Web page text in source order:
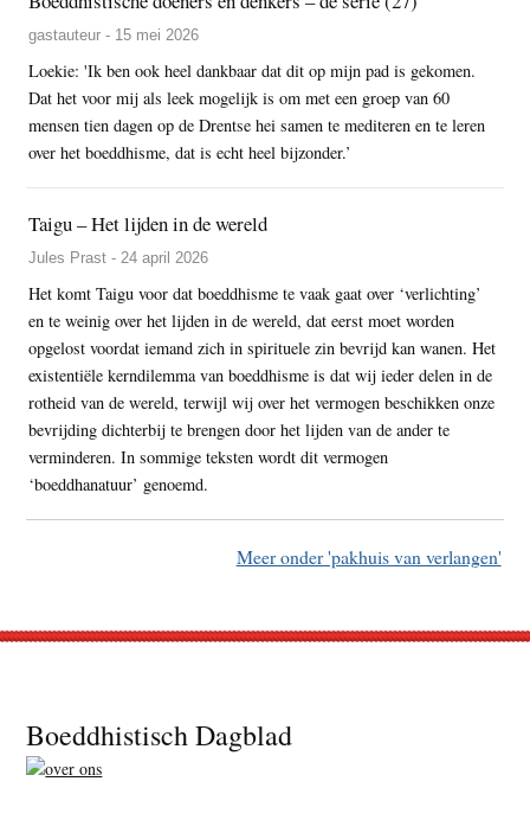
gastauteur - 15 mei 2026
Loekie: 'Ik ben ook heel dankbaar dat dit op mijn pad is gekomen.
Dat het voor mij als leek mogelijk is om met een groep van 60
mensen tien dagen op de Drentse hei samen te mediteren en te leren
over het boeddhisme, dat is echt heel bijzonder.’
Taigu – Het lijden in de wereld
Jules Prast - 24 april 2026
Het komt Taigu voor dat boeddhisme te vaak gaat over ‘verlichting’
en te weinig over het lijden in de wereld, dat eerst moet worden
opgelost voordat iemand zich in spirituele zin bevrijd kan wanen. Het
existentiële kerndilemma van boeddhisme is dat wij ieder delen in de
rotheid van de wereld, terwijl wij over het vermogen beschikken onze
bevrijding dichterbij te brengen door het lijden van de ander te
verminderen. In sommige teksten wordt dit vermogen
‘boeddhanatuur’ genoemd.
Meer onder 'pakhuis van verlangen'
Footer
Boeddhistisch Dagblad